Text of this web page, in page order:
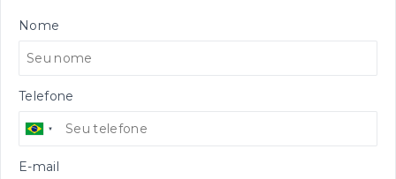
Nome
Telefone
E-mail